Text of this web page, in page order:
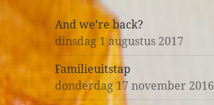
And we’re back?
dinsdag 1 augustus 2017
Familieuitstap
donderdag 17 november 2016